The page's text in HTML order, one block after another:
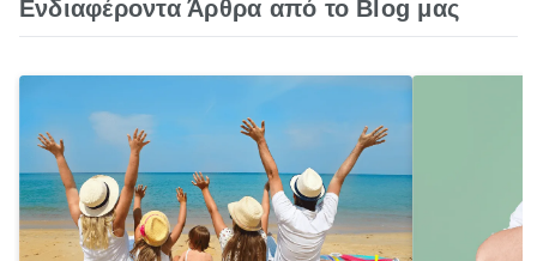
Ενδιαφέροντα Άρθρα από το Blog μας